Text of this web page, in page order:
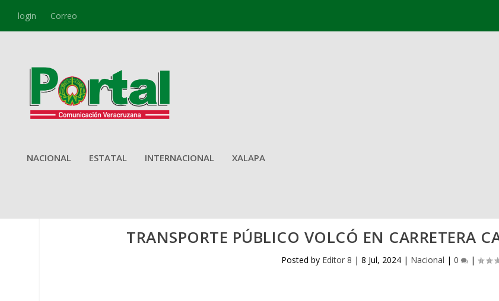
login Correo
NACIONAL ESTATAL INTERNACIONAL XALAPA
TRANSPORTE PÚBLICO VOLCÓ EN CARRETERA
Posted by Editor 8 | 8 Jul, 2024| Nacional | 0 |